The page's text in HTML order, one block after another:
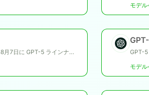
モデ
GPT-5 mini は 2025年8月7日に GPT-5 ラインナップの一部として公開され、GPT-5 および GPT-5 nano と並ぶ、効率性を重視したスリムなモデルです。
モデ